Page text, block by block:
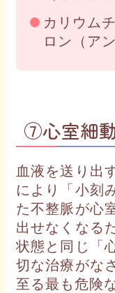
カリウム
ロン（ア
⑦心室細
血液を送り出
により「小刻
た不整脈が心
出せなくなる
状態と同じ「
切な治療がな
至る最も危険